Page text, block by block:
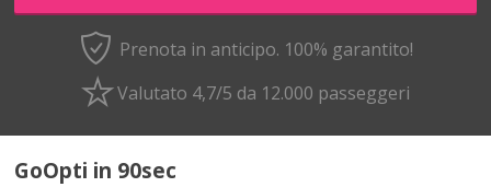
Prenota in anticipo. 100% garantito!
Valutato 4,7/5 da 12.000 passeggeri
GoOpti in 90sec